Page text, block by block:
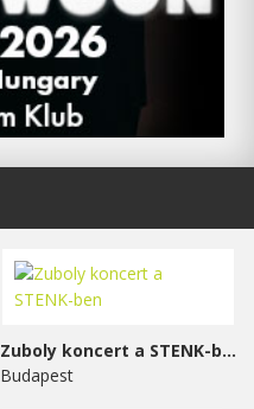
Zuboly koncert a STENK-ben
Budapest